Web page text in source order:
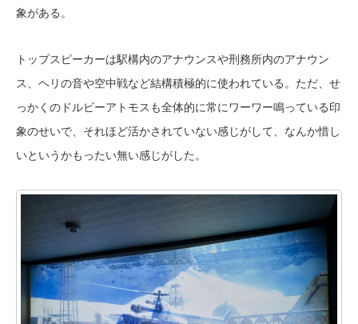
象がある。
トップスピーカーは駅構内のアナウンスや刑務所内のアナウン
ス、ヘリの音や空中戦など結構積極的に使われている。ただ、せ
っかくのドルビーアトモスも全体的に常にワーワー鳴っている印
象のせいで、それほど活かされていない感じがして、なんか惜し
いというかもったい無い感じがした。